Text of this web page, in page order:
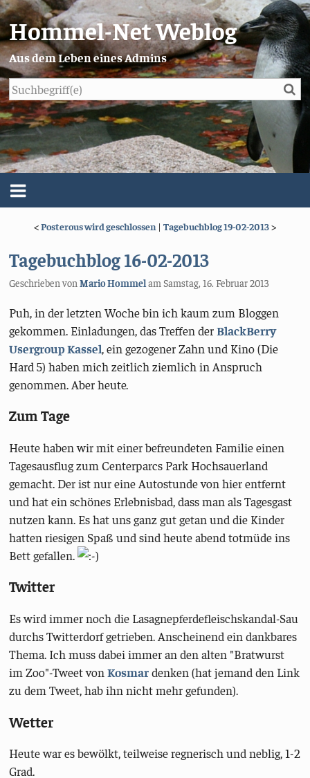
Hommel-Net Weblog
Aus dem Leben eines Admins
Menü
Impressum/Datenschutz
<Posterous wird geschlossen | Tagebuchblog 19-02-2013>
Tagebuchblog 16-02-2013
Geschrieben vonMario HommelamSamstag, 16. Februar 2013
Puh, in der letzten Woche bin ich kaum zum Bloggen
gekommen. Einladungen, das Treffen derBlackBerry
Usergroup Kassel, ein gezogener Zahn und Kino (Die
Hard 5) haben mich zeitlich ziemlich in Anspruch
genommen. Aber heute.
Zum Tage
Heute haben wir mit einer befreundeten Familie einen
Tagesausflug zum Centerparcs Park Hochsauerland
gemacht. Der ist nur eine Autostunde von hier entfernt
und hat ein schönes Erlebnisbad, dass man als Tagesgast
nutzen kann. Es hat uns ganz gut getan und die Kinder
hatten riesigen Spaß und sind heute abend totmüde ins
Bett gefallen.
Twitter
Es wird immer noch die Lasagnepferdefleischskandal-Sau
durchs Twitterdorf getrieben. Anscheinend ein dankbares
Thema. Ich muss dabei immer an den alten "Bratwurst
im Zoo"-Tweet vonKosmardenken (hat jemand den Link
zu dem Tweet, hab ihn nicht mehr gefunden).
Wetter
Heute war es bewölkt, teilweise regnerisch und neblig, 1-2
Grad.